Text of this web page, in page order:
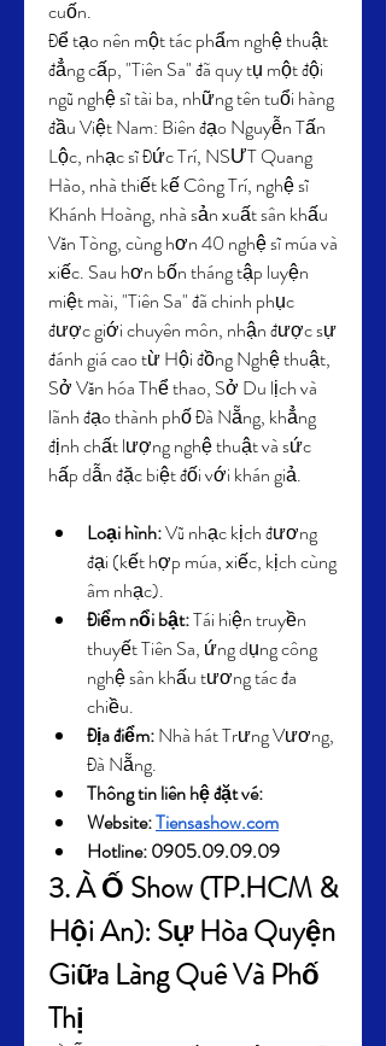
cuốn.
Để tạo nên một tác phẩm nghệ thuật
đẳng cấp, "Tiên Sa" đã quy tụ một đội
ngũ nghệ sĩ tài ba, những tên tuổi hàng
đầu Việt Nam: Biên đạo Nguyễn Tấn
Lộc, nhạc sĩ Đức Trí, NSƯT Quang
Hào, nhà thiết kế Công Trí, nghệ sĩ
Khánh Hoàng, nhà sản xuất sân khấu
Văn Tòng, cùng hơn 40 nghệ sĩ múa và
xiếc. Sau hơn bốn tháng tập luyện
miệt mài, "Tiên Sa" đã chinh phục
được giới chuyên môn, nhận được sự
đánh giá cao từ Hội đồng Nghệ thuật,
Sở Văn hóa Thể thao, Sở Du lịch và
lãnh đạo thành phố Đà Nẵng, khẳng
định chất lượng nghệ thuật và sức
hấp dẫn đặc biệt đối với khán giả.
Loại hình: Vũ nhạc kịch đương
đại (kết hợp múa, xiếc, kịch cùng
âm nhạc).
Điểm nổi bật: Tái hiện truyền
thuyết Tiên Sa, ứng dụng công
nghệ sân khấu tương tác đa
chiều.
Địa điểm: Nhà hát Trưng Vương,
Đà Nẵng.
Thông tin liên hệ đặt vé:
Website: Tiensashow.com
Hotline: 0905.09.09.09
3. À Ố Show (TP.HCM &
Hội An): Sự Hòa Quyện
Giữa Làng Quê Và Phố
Thị